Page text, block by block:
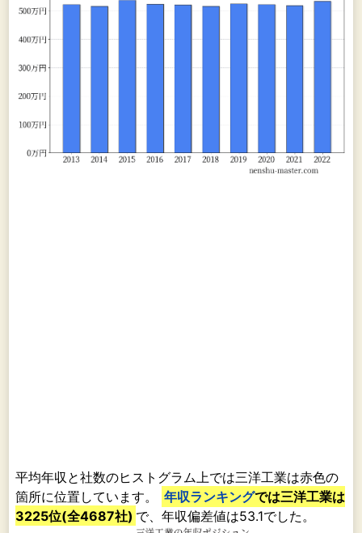
平均年収と社数のヒストグラム上では三洋工業は赤色の
箇所に位置しています。
年収ランキングでは三洋工業は
3225位(全4687社) で、年収偏差値は53.1でした。